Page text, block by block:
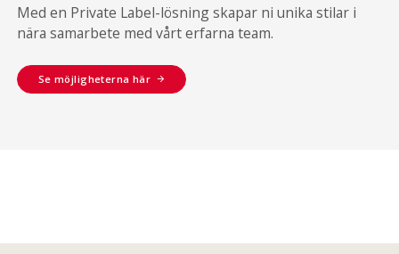
Med en Private Label-lösning skapar ni unika stilar i
nära samarbete med vårt erfarna team.
Se möjligheterna här